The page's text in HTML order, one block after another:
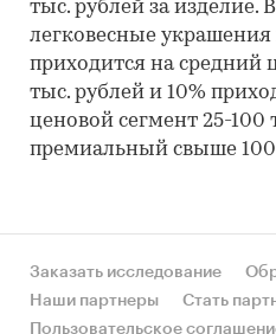
тыс. рублей за изделие.
легковесные
приходится на средний
тыс. рублей и 10%
ценовой сегмент 25-100
премиальный свыше 100
Заказать исследование
Наши партнеры
Стать
Пользовательское